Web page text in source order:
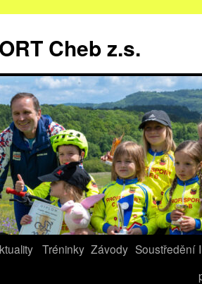
Cheb z.s.
Tréninky Závody Soustředění